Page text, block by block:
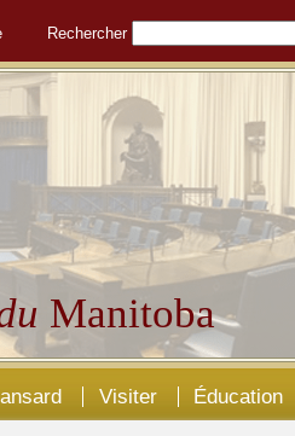
Rechercher
Manitoba
Visiter Éducation